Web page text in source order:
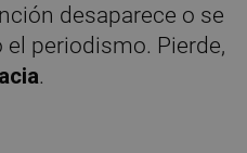
desaparece o se
periodismo. Pierde,
.